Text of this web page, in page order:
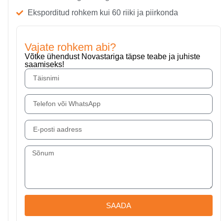
Eksporditud rohkem kui 60 riiki ja piirkonda
Vajate rohkem abi?
Võtke ühendust Novastariga täpse teabe ja juhiste
saamiseks!
SAADA